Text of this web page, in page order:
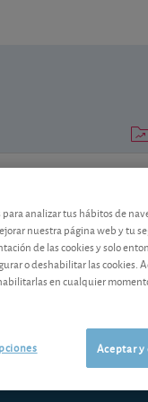
El
BCE (Banco
aletargada
para analizar tus hábitos de
nuestra página web y tu
de las cookies y solo
o deshabilitar las cookies.
en cualquier
Aceptar